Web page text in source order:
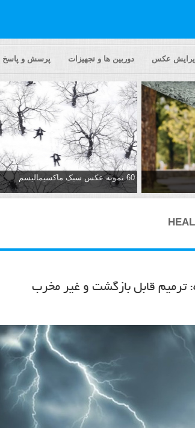
عکس دوربین ها و تجهیزات پرسش و پاسخ
60 نمونه عکس سبک ماکسیمالیسم